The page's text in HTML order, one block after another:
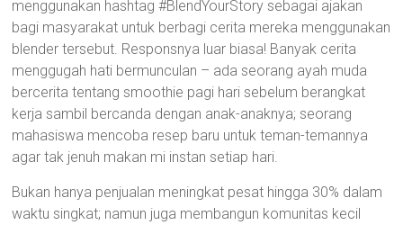
menggunakan hashtag #BlendYourStory sebagai ajakan
bagi masyarakat untuk berbagi cerita mereka menggunakan
blender tersebut. Responsnya luar biasa! Banyak cerita
menggugah hati bermunculan – ada seorang ayah muda
bercerita tentang smoothie pagi hari sebelum berangkat
kerja sambil bercanda dengan anak-anaknya; seorang
mahasiswa mencoba resep baru untuk teman-temannya
agar tak jenuh makan mi instan setiap hari.
Bukan hanya penjualan meningkat pesat hingga 30% dalam
waktu singkat; namun juga membangun komunitas kecil